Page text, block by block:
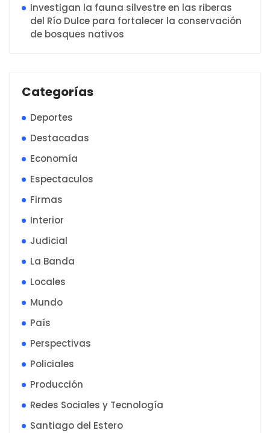
Investigan la fauna silvestre en las riberas
del Río Dulce para fortalecer la conservación
de bosques nativos
Categorías
Deportes
Destacadas
Economía
Espectaculos
Firmas
Interior
Judicial
La Banda
Locales
Mundo
País
Perspectivas
Policiales
Producción
Redes Sociales y Tecnología
Santiago del Estero